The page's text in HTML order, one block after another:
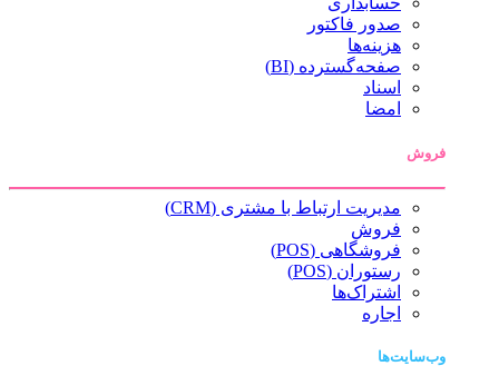
صدور فاکتور
هزینه‌ها
صفحه‌گسترده (BI)
اسناد
امضا
فروش
مدیریت ارتباط با مشتری (CRM)
فروش
فروشگاهی (POS)
رستوران (POS)
اشتراک‌ها
اجاره
وب‌سایت‌ها